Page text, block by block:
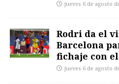
jueves 6 de agosto
Rodri da el
Barcelona
fichaje con
jueves 6 de agosto